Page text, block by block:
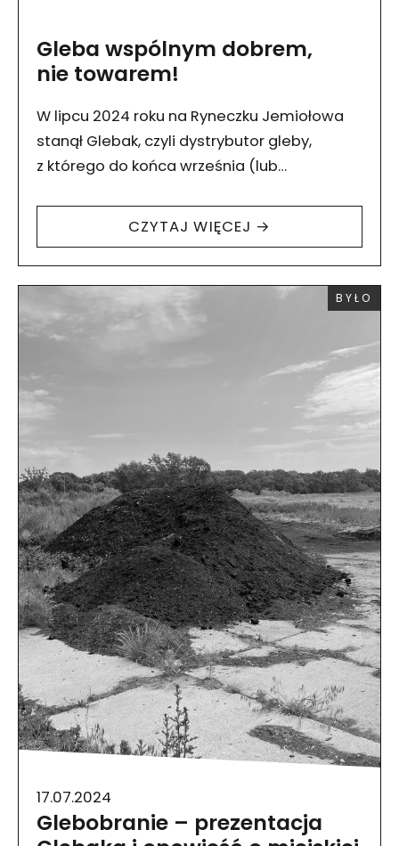
Gleba wspólnym dobrem,
nie towarem!
W lipcu 2024 roku na Ryneczku Jemiołowa
stanął Glebak, czyli dystrybutor gleby,
z którego do końca września (lub
ziemię wzbogaconą kompostem. Glebak…
CZYTAJ WIĘCEJ →
Glebobranie – prezentacja
17.07.2024
BYŁO